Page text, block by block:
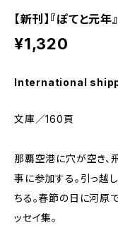
【新刊】『ぽてと元
¥1,320
International
文庫／160頁
那覇空港に穴が空き、
事に参加する。引っ越
ちる。春節の日に河原
ッセイ集。